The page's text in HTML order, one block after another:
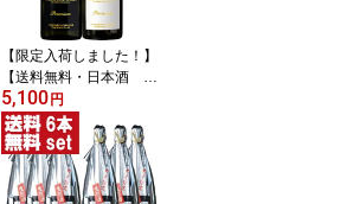
【限定入荷しました！】
【送料無料・日本酒 飲
み比べセット】 バカ売
れN-888の生酒入り！
720ml×2本(北海道・沖縄
は送料+990円)(クール便
推奨)
5,100 円